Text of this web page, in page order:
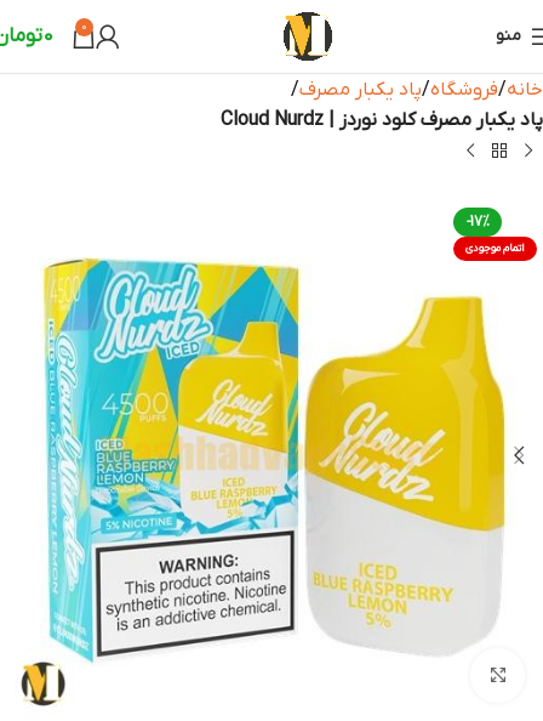
منو 0
0
خانه فروشگاه پاد یکبار مصرف
پاد یکبار مصرف کلود نوردز | Cloud Nurdz
-17%
اتمام موجودی